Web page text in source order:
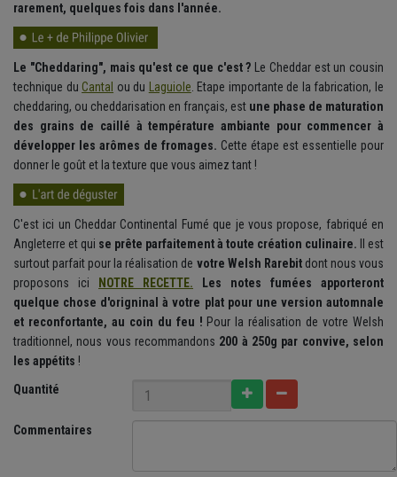
rarement, quelques fois dans l'année.
Le "Cheddaring", mais qu'est ce que c'est ? Le Cheddar est un cousin
technique du Cantal ou du Laguiole. Etape importante de la fabrication, le
cheddaring, ou cheddarisation en français, est une phase de maturation
des grains de caillé à température ambiante pour commencer à
développer les arômes de fromages. Cette étape est essentielle pour
donner le goût et la texture que vous aimez tant !
C'est ici un Cheddar Continental Fumé que je vous propose, fabriqué en
Angleterre et qui se prête parfaitement à toute création culinaire. Il est
surtout parfait pour la réalisation de votre Welsh Rarebitdont nous vous
proposons ici
NOTRE RECETTE.
Les notes fumées apporteront
quelque chose d'origninal à votre plat pour une version automnale
et reconfortante, au coin du feu ! Pour la réalisation de votre Welsh
traditionnel, nous vous recommandons 200 à 250g par convive, selon
les appétits !
Quantité
Commentaires